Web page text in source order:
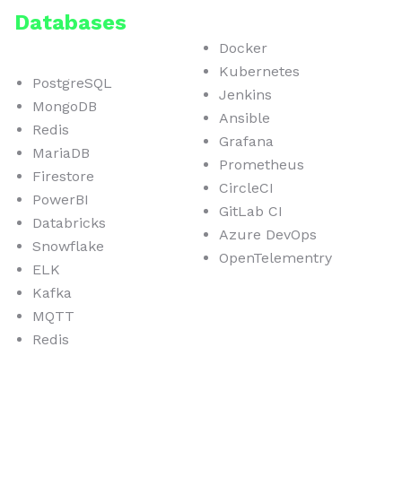
Databases
PostgreSQL
MongoDB
Redis
MariaDB
Firestore
PowerBI
Databricks
Snowflake
ELK
Kafka
MQTT
Redis
Docker
Kubernetes
Jenkins
Ansible
Grafana
Prometheus
CircleCI
GitLab CI
Azure DevOps
OpenTelementry